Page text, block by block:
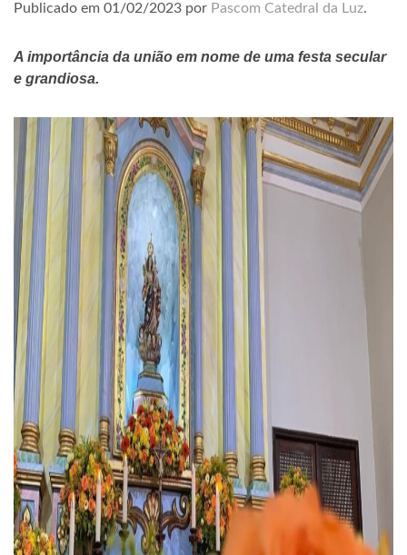
Publicado em 01/02/2023 por Pascom Catedral da Luz.
A importância da união em nome de uma festa secular
e grandiosa.